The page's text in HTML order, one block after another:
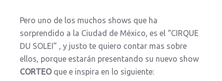
Pero uno de los muchos shows que ha
sorprendido a la Ciudad de México, es el “CIRQUE
DU SOLEI” , y justo te quiero contar mas sobre
ellos, porque estarán presentando su nuevo show
CORTEOque e inspira en lo siguiente: